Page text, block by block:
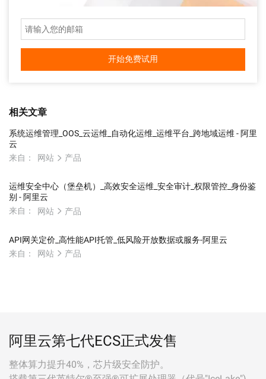
开始免费试用
相关文章
系统运维管理_OOS_云运维_自动化运维_运维平台_跨地域运维 - 阿里
云
来自：
网站 产品
运维安全中心（堡垒机）_高效安全运维_安全审计_权限管控_身份鉴
别 - 阿里云
来自：
网站 产品
API网关定价_高性能API托管_低风险开放数据或服务-阿里云
来自：
网站 产品
阿里云第七代ECS正式发售
整体算力提升40%，芯片级安全防护。